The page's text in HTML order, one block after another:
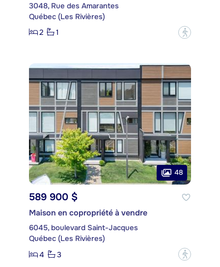
3048, Rue des Amarantes
Québec (Les Rivières)
2
1 ?
48
589 900 $
Maison en copropriété à vendre
6045, boulevard Saint-Jacques
Québec (Les Rivières)
4
3 ?